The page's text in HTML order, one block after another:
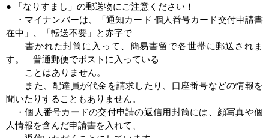
● 「なりすまし」の郵送物にご注意ください！
・マイナンバーは、「通知カード 個人番号カード交付申請書
在中」、「転送不要」と赤字で
書かれた封筒に入って、簡易書留で各世帯に郵送されま
す。
普通郵便でポストに入っている
ことはありません。
また、配達員が代金を請求したり、口座番号などの情報を
聞いたりすることもありません。
・個人番号カードの交付申請の返信用封筒には、顔写真や個
人情報を含んだ申請書を入れて、